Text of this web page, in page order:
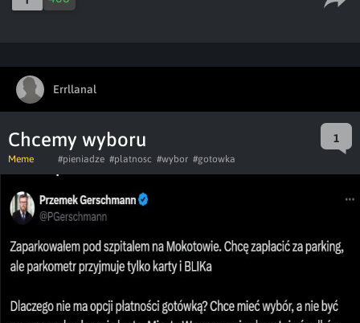
Errllanal
Chcemy wyboru 1
Meme #pieniadze #platnosc #wybor #gotowka